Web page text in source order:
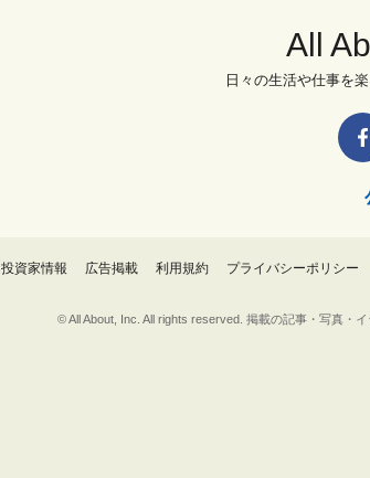
All
日々の生活や仕事を
投資家情報 広告掲載 利用規約 プライバシーポリシー
© All About, Inc. All rights reserved. 掲載の記事・写真・